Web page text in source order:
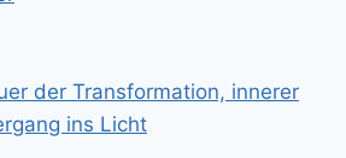
der Transformation, innerer
ins Licht